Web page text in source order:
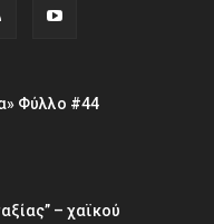
Φύλλο #44
– χαϊκού